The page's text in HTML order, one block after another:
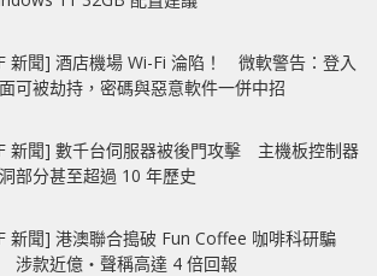
新聞] 酒店機場 Wi-Fi 淪陷！ 微軟警告：登入
可被劫持，密碼與惡意軟件一併中招
新聞] 數千台伺服器被後門攻擊 主機板控制器
部分甚至超過 10 年歷史
新聞] 港澳聯合搗破 Fun Coffee 咖啡科研騙
涉款近億‧聲稱高達 4 倍回報